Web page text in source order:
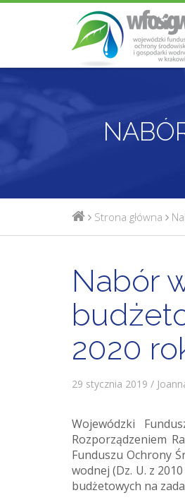
Strona główna
Nabór
2020
29 stycznia 2019 /
Wojewódzki
Rozporządzeniem
Funduszu Ochrony
wodnej (Dz. U. z
budżetowych na